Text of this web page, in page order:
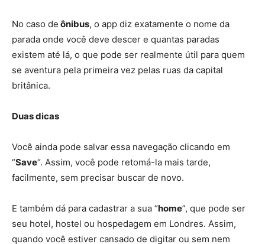
No caso de ônibus, o app diz exatamente o nome da
parada onde você deve descer e quantas paradas
existem até lá, o que pode ser realmente útil para quem
se aventura pela primeira vez pelas ruas da capital
britânica.
Duas dicas
Você ainda pode salvar essa navegação clicando em
“Save“. Assim, você pode retomá-la mais tarde,
facilmente, sem precisar buscar de novo.
E também dá para cadastrar a sua “home”, que pode ser
seu hotel, hostel ou hospedagem em Londres. Assim,
quando você estiver cansado de digitar ou sem nem